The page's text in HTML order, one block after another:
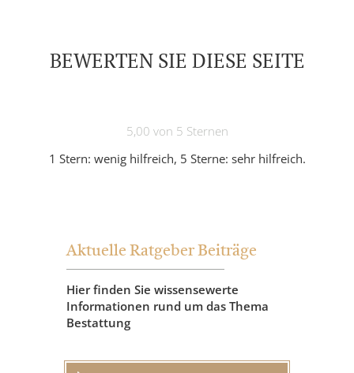
BEWERTEN SIE DIESE SEITE
5,00 von 5 Sternen
1 Stern: wenig hilfreich, 5 Sterne: sehr hilfreich.
Aktuelle Ratgeber Beiträge
Hier finden Sie wissensewerte
Informationen rund um das Thema
Bestattung